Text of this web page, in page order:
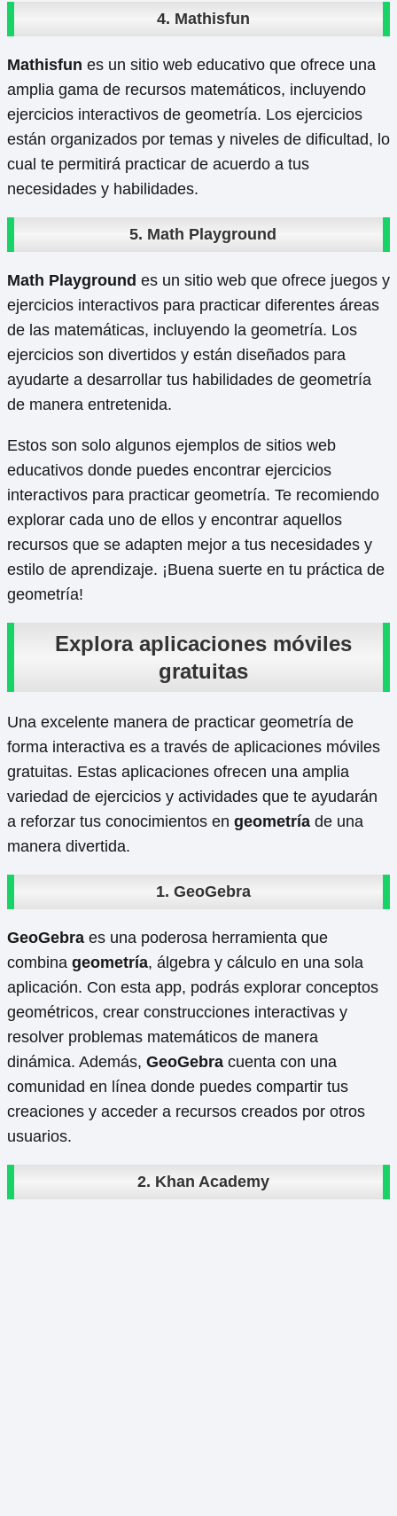
4. Mathisfun
Mathisfun es un sitio web educativo que ofrece una
amplia gama de recursos matemáticos, incluyendo
ejercicios interactivos de geometría. Los ejercicios
están organizados por temas y niveles de dificultad, lo
cual te permitirá practicar de acuerdo a tus
necesidades y habilidades.
5. Math Playground
Math Playground es un sitio web que ofrece juegos y
ejercicios interactivos para practicar diferentes áreas
de las matemáticas, incluyendo la geometría. Los
ejercicios son divertidos y están diseñados para
ayudarte a desarrollar tus habilidades de geometría
de manera entretenida.
Estos son solo algunos ejemplos de sitios web
educativos donde puedes encontrar ejercicios
interactivos para practicar geometría. Te recomiendo
explorar cada uno de ellos y encontrar aquellos
recursos que se adapten mejor a tus necesidades y
estilo de aprendizaje. ¡Buena suerte en tu práctica de
geometría!
Explora aplicaciones móviles
gratuitas
Una excelente manera de practicar geometría de
forma interactiva es a través de aplicaciones móviles
gratuitas. Estas aplicaciones ofrecen una amplia
variedad de ejercicios y actividades que te ayudarán
a reforzar tus conocimientos en geometría de una
manera divertida.
1. GeoGebra
GeoGebra es una poderosa herramienta que
combina geometría, álgebra y cálculo en una sola
aplicación. Con esta app, podrás explorar conceptos
geométricos, crear construcciones interactivas y
resolver problemas matemáticos de manera
dinámica. Además, GeoGebra cuenta con una
comunidad en línea donde puedes compartir tus
creaciones y acceder a recursos creados por otros
usuarios.
2. Khan Academy